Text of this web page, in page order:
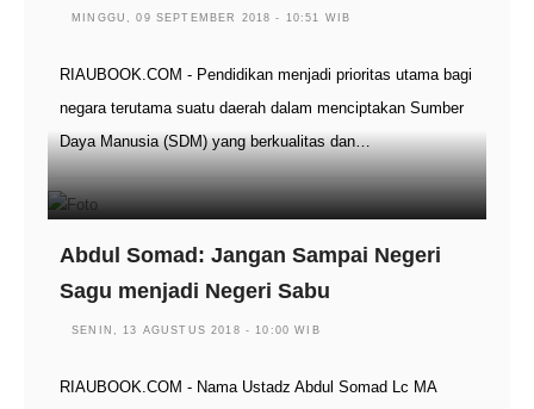
MINGGU, 09 SEPTEMBER 2018 - 10:51 WIB
RIAUBOOK.COM - Pendidikan menjadi prioritas utama bagi
negara terutama suatu daerah dalam menciptakan Sumber
Daya Manusia (SDM) yang berkualitas dan…
Abdul Somad: Jangan Sampai Negeri
Sagu menjadi Negeri Sabu
SENIN, 13 AGUSTUS 2018 - 10:00 WIB
RIAUBOOK.COM - Nama Ustadz Abdul Somad Lc MA